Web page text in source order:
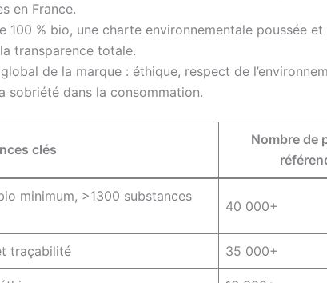
en France.
% bio, une charte environnementale poussée
transparence totale.
de la marque : éthique, respect de
sobriété dans la consommation.
clés
Nombre de
minimum, >1300 substances
40 000+
traçabilité 35 000+